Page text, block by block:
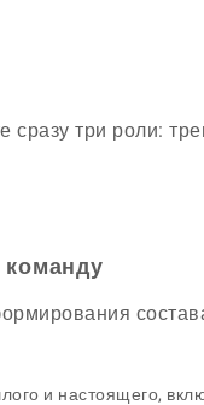
сразу три роли:
и настоящего,